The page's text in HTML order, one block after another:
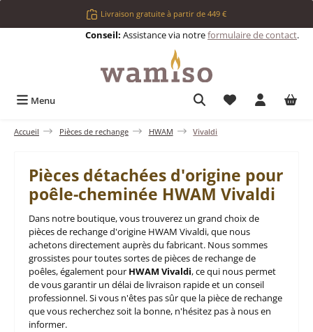
Passer au contenu principalLivraison gratuite à partir de 449 €
Conseil: Assistance via notreformulaire de contact.
Menu Vous avez 0
Accueil Pièces de rechange HWAM Vivaldi
Pièces détachées d'origine pour
poêle-cheminée HWAM Vivaldi
Dans notre boutique, vous trouverez un grand choix de
pièces de rechange d'origine HWAM Vivaldi, que nous
achetons directement auprès du fabricant. Nous sommes
grossistes pour toutes sortes de pièces de rechange de
poêles, également pour HWAM Vivaldi, ce qui nous permet
de vous garantir un délai de livraison rapide et un conseil
professionnel. Si vous n'êtes pas sûr que la pièce de rechange
que vous recherchez soit la bonne, n'hésitez pas à nous en
informer.